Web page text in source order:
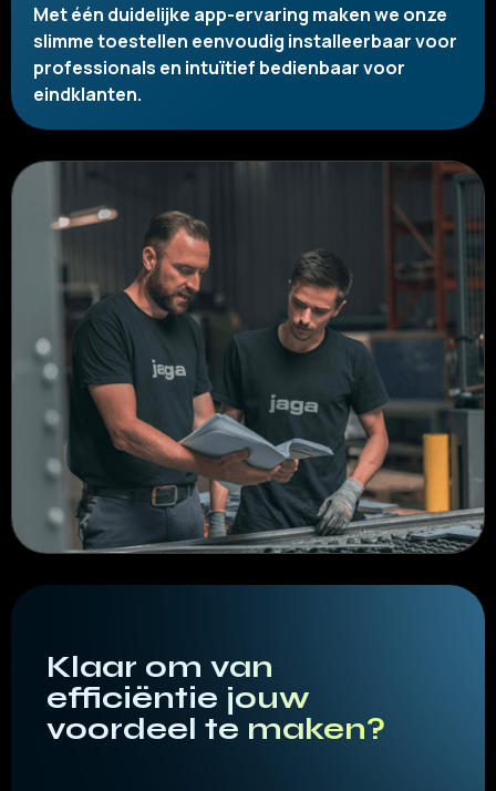
Met één duidelijke app-ervaring maken we onze
slimme toestellen eenvoudig installeerbaar voor
professionals en intuïtief bedienbaar voor
eindklanten.
Klaar om van
efficiëntie jouw
voordeel te maken?